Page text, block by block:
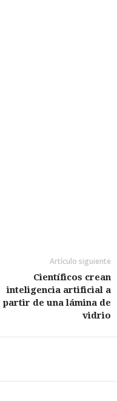
Artículo siguiente
Científicos crean
inteligencia artificial a
partir de una lámina de
vidrio